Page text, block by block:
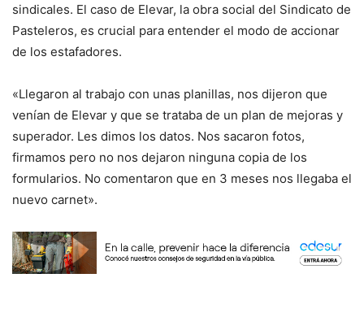
sindicales. El caso de Elevar, la obra social del Sindicato de
Pasteleros, es crucial para entender el modo de accionar
de los estafadores.
«Llegaron al trabajo con unas planillas, nos dijeron que
venían de Elevar y que se trataba de un plan de mejoras y
superador. Les dimos los datos. Nos sacaron fotos,
firmamos pero no nos dejaron ninguna copia de los
formularios. No comentaron que en 3 meses nos llegaba el
nuevo carnet».